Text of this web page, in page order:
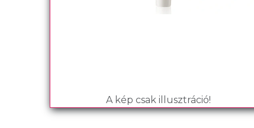
A kép csak illusztráció!